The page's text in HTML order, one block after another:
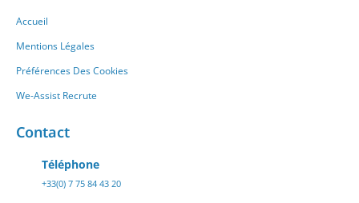
Accueil
Mentions Légales
Préférences Des Cookies
We-Assist Recrute
Contact
Téléphone
+33(0) 7 75 84 43 20